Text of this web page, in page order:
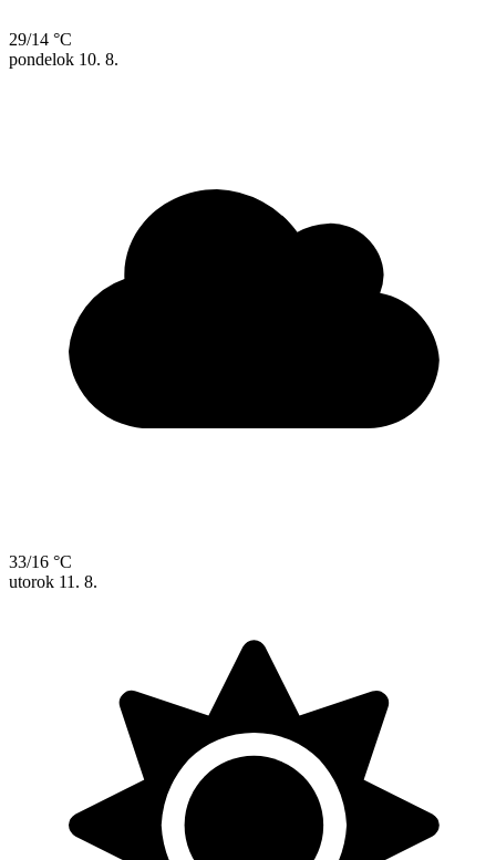
29/14 °C
pondelok 10. 8.
33/16 °C
utorok 11. 8.